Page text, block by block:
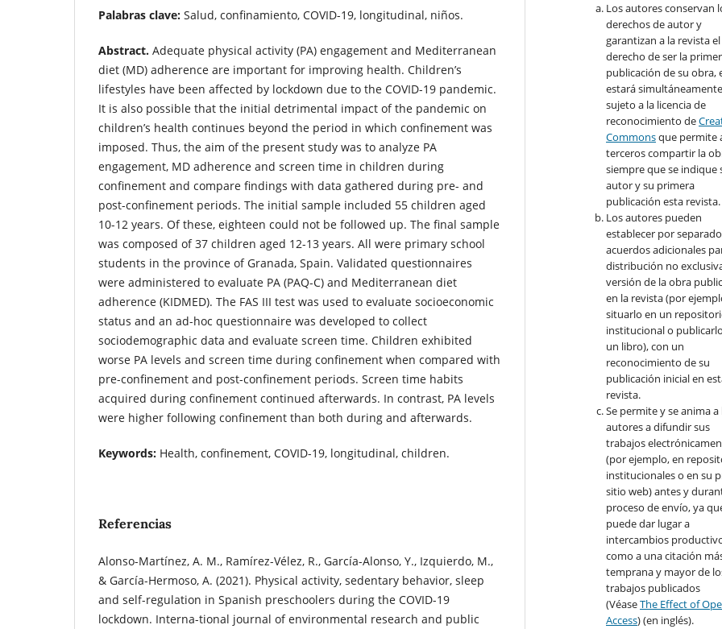
Palabras clave: Salud, confinamiento, COVID-19, longitudinal, niños.
Abstract. Adequate physical activity (PA) engagement and Mediterranean
diet (MD) adherence are important for improving health. Children’s
lifestyles have been affected by lockdown due to the COVID-19 pandemic.
It is also possible that the initial detrimental impact of the pandemic on
children’s health continues beyond the period in which confinement was
imposed. Thus, the aim of the present study was to analyze PA
engagement, MD adherence and screen time in children during
confinement and compare findings with data gathered during pre- and
post-confinement periods. The initial sample included 55 children aged
10-12 years. Of these, eighteen could not be followed up. The final sample
was composed of 37 children aged 12-13 years. All were primary school
students in the province of Granada, Spain. Validated questionnaires
were administered to evaluate PA (PAQ-C) and Mediterranean diet
adherence (KIDMED). The FAS III test was used to evaluate socioeconomic
status and an ad-hoc questionnaire was developed to collect
sociodemographic data and evaluate screen time. Children exhibited
worse PA levels and screen time during confinement when compared with
pre-confinement and post-confinement periods. Screen time habits
acquired during confinement continued afterwards. In contrast, PA levels
were higher following confinement than both during and afterwards.
Keywords: Health, confinement, COVID-19, longitudinal, children.
Referencias
Alonso-Martínez, A. M., Ramírez-Vélez, R., García-Alonso, Y., Izquierdo, M.,
& García-Hermoso, A. (2021). Physical activity, sedentary behavior, sleep
and self-regulation in Spanish preschoolers during the COVID-19
lockdown. Interna-tional journal of environmental research and public
Los autores conservan
derechos de autor y
garantizan a la revista el
derecho de ser la
publicación de su obra,
estará simultáneamente
sujeto a la licencia de
reconocimiento de
Commonsque permite
terceros compartir la
siempre que se indique
autor y su primera
publicación esta revista.
Los autores pueden
establecer por separado
acuerdos adicionales
distribución no
versión de la obra
en la revista (por
situarlo en un
institucional o
un libro), con un
reconocimiento de su
publicación inicial en
revista.
Se permite y se anima a
autores a difundir sus
trabajos
(por ejemplo, en
institucionales o en su
sitio web) antes y
proceso de envío, ya
puede dar lugar a
intercambios
como a una citación
temprana y mayor de
trabajos publicados
(VéaseThe Effect of
Access) (en inglés).